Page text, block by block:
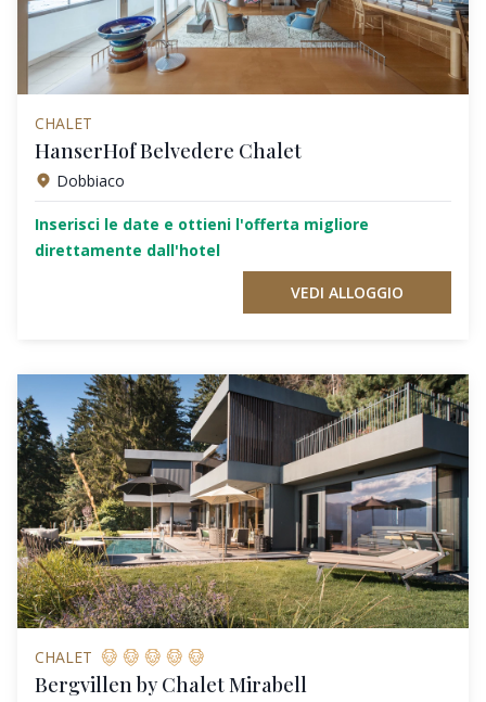
CHALET
HanserHof Belvedere Chalet
Dobbiaco
Inserisci le date e ottieni l'offerta migliore
direttamente dall'hotel
VEDI ALLOGGIO
CHALET
Bergvillen by Chalet Mirabell